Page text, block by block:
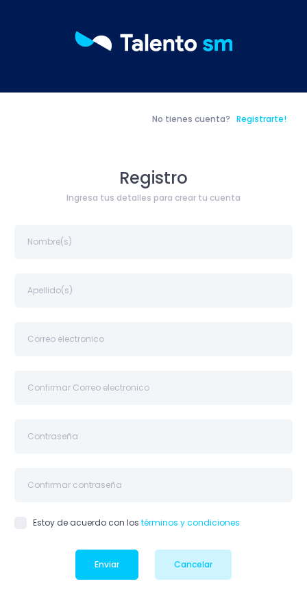
No tienes cuenta? Registrarte!
Registro
Ingresa tus detalles para crear tu cuenta
Estoy de acuerdo con los términos y condiciones
Enviar Cancelar